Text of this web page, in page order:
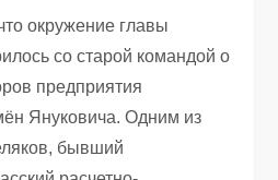
окружение главы
со старой командой о
предприятия
Януковича. Одним из
бывший